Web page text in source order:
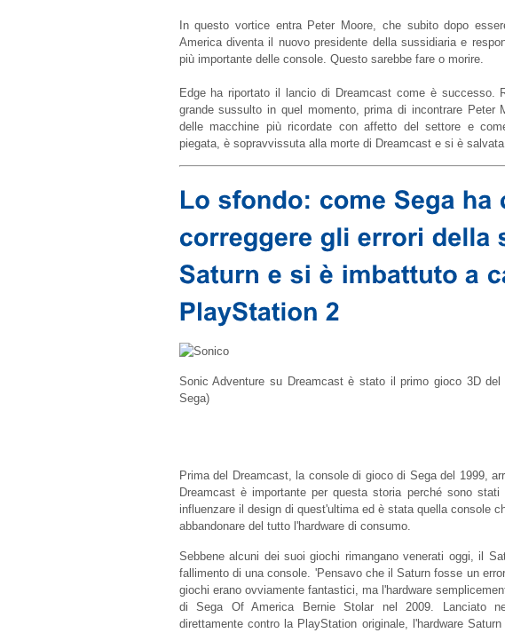
In questo vortice entra Peter Moore, che subito dopo
America diventa il nuovo presidente della sussidiaria e
più importante delle console. Questo sarebbe fare o morire.
Edge ha riportato il lancio di Dreamcast come è successo.
grande sussulto in quel momento, prima di incontrare Peter
delle macchine più ricordate con affetto del settore e
piegata, è sopravvissuta alla morte di Dreamcast e si è
Sonic Adventure su Dreamcast è stato il primo gioco 3D
Sega)
Prima del Dreamcast, la console di gioco di Sega del 1999,
Dreamcast è importante per questa storia perché sono
influenzare il design di quest'ultima ed è stata quella console
abbandonare del tutto l'hardware di consumo.
Sebbene alcuni dei suoi giochi rimangano venerati oggi, il
fallimento di una console. 'Pensavo che il Saturn fosse un
giochi erano ovviamente fantastici, ma l'hardware
di Sega Of America Bernie Stolar nel 2009. Lanciato
direttamente contro la PlayStation originale, l'hardware